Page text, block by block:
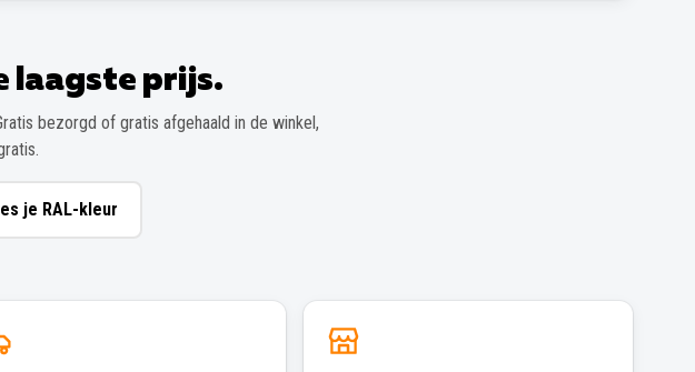
laagste prijs.
bezorgd of gratis afgehaald in de winkel,
je RAL-kleur